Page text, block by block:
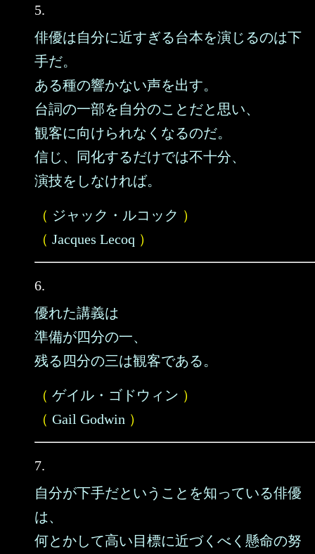
5.
俳優は自分に近すぎる台本を演じるのは下
手だ。
ある種の響かない声を出す。
台詞の一部を自分のことだと思い、
観客に向けられなくなるのだ。
信じ、同化するだけでは不十分、
演技をしなければ。
（ ジャック・ルコック ）
（ Jacques Lecoq ）
6.
優れた講義は
準備が四分の一、
残る四分の三は観客である。
（ ゲイル・ゴドウィン ）
（ Gail Godwin ）
7.
自分が下手だということを知っている俳優
は、
何とかして高い目標に近づくべく懸命の努